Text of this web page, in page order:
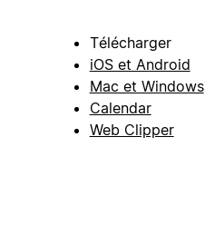
Télécharger
iOS et Android
Mac et Windows
Calendar
Web Clipper